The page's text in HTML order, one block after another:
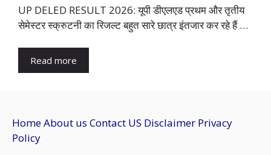
UP DELED RESULT 2026: यूपी डीएलएड प्रथम और तृतीय
सेमेस्टर स्क्रुटनी का रिजल्ट बहुत सारे छात्र इंतजार कर रहे हैं …
Read more
HomeAbout us Contact US Disclaimer Privacy
Policy